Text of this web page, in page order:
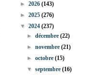
► 2026 (143)
► 2025 (276)
▼ 2024 (237)
►décembre(22)
►novembre(21)
►octobre(15)
▼septembre(16)